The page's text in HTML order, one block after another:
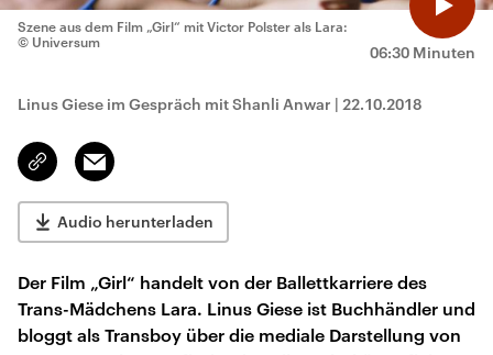
06:30 Minuten
Szene aus dem Film „Girl“ mit Victor Polster als Lara:
© Universum
Linus Giese im Gespräch mit Shanli Anwar | 22.10.2018
Link
kopieren/teilen
Email
Audio herunterladen
Der Film „Girl“ handelt von der Ballettkarriere des
Trans-Mädchens Lara. Linus Giese ist Buchhändler und
bloggt als Transboy über die mediale Darstellung von